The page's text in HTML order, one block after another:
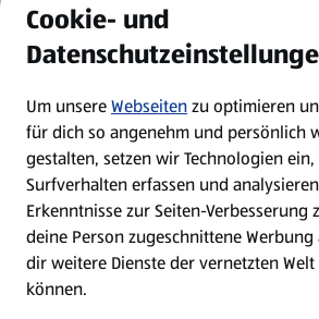
Newsletter
WhatsApp
Über ALDI SÜD
Filialen
E-Ladestationen
Cookie- und
Um unsereWebseitenzu optimieren
für dich so angenehm und persönlich
gestalten, setzen wir Technologien
Surfverhalten erfassen und
Erkenntnisse zur Seiten-Verbesserung
deine Person zugeschnittene
dir weitere Dienste der vernetzten
können.